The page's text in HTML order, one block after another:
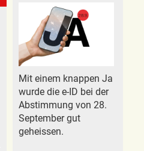
Mit einem knappen Ja
wurde die e-ID bei der
Abstimmung von 28.
September gut
geheissen.